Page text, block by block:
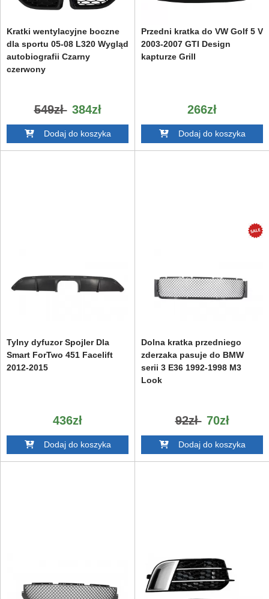
Kratki wentylacyjne boczne
dla sportu 05-08 L320 Wygląd
autobiografii Czarny
czerwony
549zł 384zł
Dodaj do koszyka
Przedni kratka do VW Golf 5 V
2003-2007 GTI Design
kapturze Grill
266zł
Dodaj do koszyka
Tylny dyfuzor Spojler Dla
Smart ForTwo 451 Facelift
2012-2015
436zł
Dodaj do koszyka
Dolna kratka przedniego
zderzaka pasuje do BMW
serii 3 E36 1992-1998 M3
Look
92zł 70zł
Dodaj do koszyka